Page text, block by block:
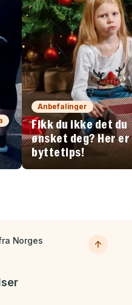
Anbefalinger
Fikk du ikke det du
ønsket deg? Her
byttetips!
Norges